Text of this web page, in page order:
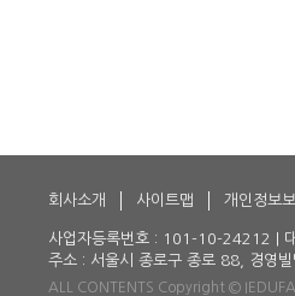
회사소개 사이트맵 개인정보
사업자등록번호 : 101-10-24212 |
주소 : 서울시 종로구 종로 88, 경영
ALL CONTENTS Copyright ©